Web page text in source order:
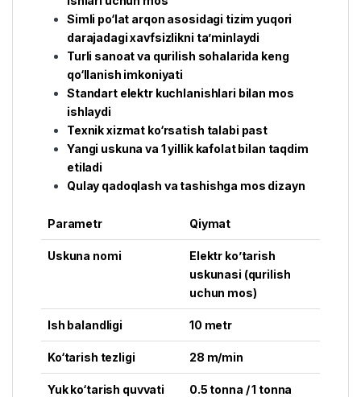
Simli po‘lat arqon asosidagi tizim yuqori
darajadagi xavfsizlikni ta’minlaydi
Turli sanoat va qurilish sohalarida keng
qo‘llanish imkoniyati
Standart elektr kuchlanishlari bilan mos
ishlaydi
Texnik xizmat ko‘rsatish talabi past
Yangi uskuna va 1 yillik kafolat bilan taqdim
etiladi
Qulay qadoqlash va tashishga mos dizayn
Parametr Qiymat
Uskuna nomi
Elektr ko’tarish
uskunasi (qurilish
uchun mos)
Ish balandligi 10 metr
Ko‘tarish tezligi 28 m/min
Yuk ko‘tarish quvvati 0.5 tonna / 1 tonna